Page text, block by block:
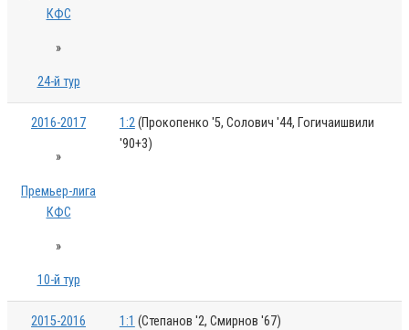
КФС
»
24-й тур
2016-2017
»
Премьер-лига
КФС
»
10-й тур
1:2(Прокопенко '5, Солович '44, Гогичаишвили
'90+3)
2015-2016 1:1 (Степанов '2, Смирнов '67)